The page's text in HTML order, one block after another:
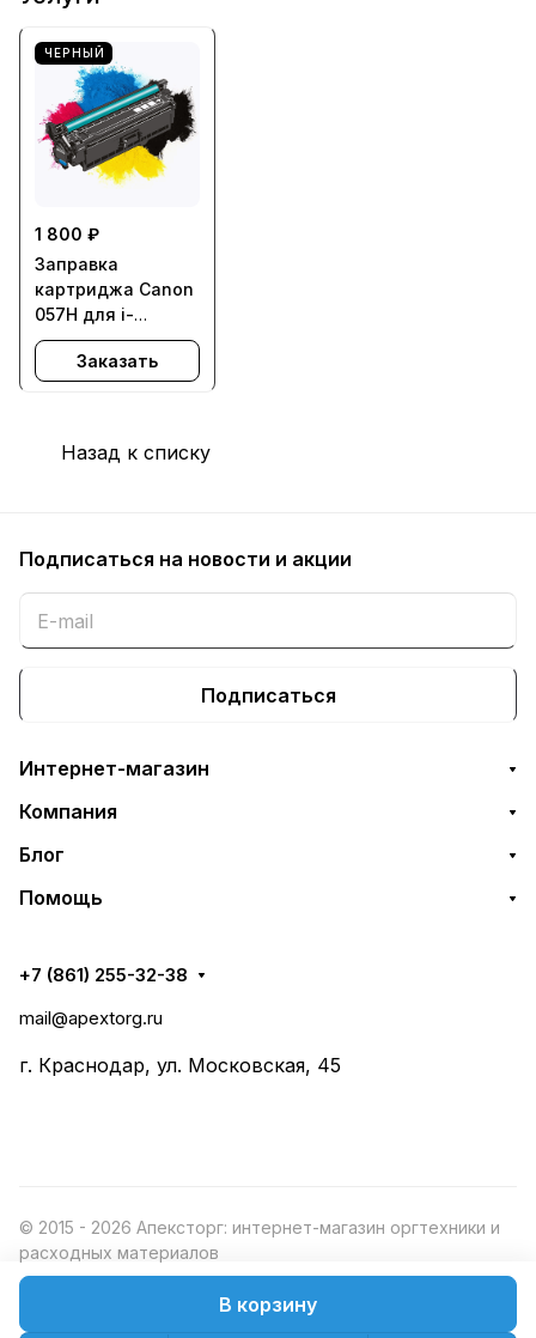
В корзину
ЧЕРНЫЙ
1 800 ₽
Заправка
картриджа Canon
057H для i-
SENSYS LBP223dw,
LBP226dw,
MF449x, MF453dw,
Заказать
Назад к списку
Подписаться на новости и акции
Подписаться
Интернет-магазин
Компания
Блог
Помощь
+7 (861) 255-32-38
mail@apextorg.ru
г. Краснодар, ул. Московская, 45
© 2015 - 2026 Апексторг: интернет-магазин оргтехники и
расходных материалов
Конфиденциальность